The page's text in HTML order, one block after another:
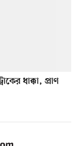
ধাক্কা, প্রাণ